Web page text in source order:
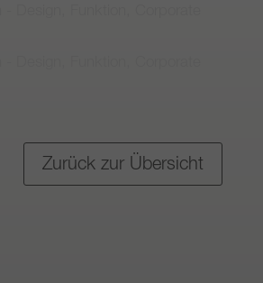
Zurück zur Übersicht